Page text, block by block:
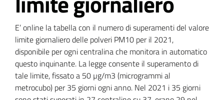
DATI
AMBIENTALI
Seguici
su
E’ online la tabella con il numero di superamenti del valore
limite giornaliero delle polveri PM10 per il 2021,
disponibile per ogni centralina che monitora in automatico
questo inquinante. La legge consente il superamento di
tale limite, fissato a 50 µg/m3 (microgrammi al
metrocubo) per 35 giorni ogni anno. Nel 2021 i 35 giorni